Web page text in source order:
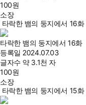
100원
소장
타락한 뱀의 둥지에서 16화
타락한 뱀의 둥지에서 16화
등록일 2024.07.03
글자수 약 3.1천 자
100원
소장
타락한 뱀의 둥지에서 15화